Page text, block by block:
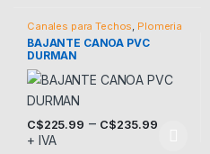
Canales para Techos, Plomeria
BAJANTE CANOA PVC
DURMAN
C$225.99 – C$235.99
+ IVA
Este producto tiene múltiples